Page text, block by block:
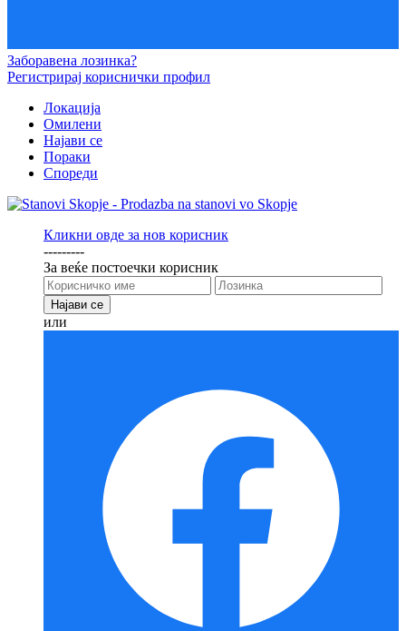
Заборавена лозинка?
Регистрирај кориснички профил
Локација
Омилени
Најави се
Пораки
Спореди
Кликни овде за нов корисник
---------
За веќе постоечки корисник
или